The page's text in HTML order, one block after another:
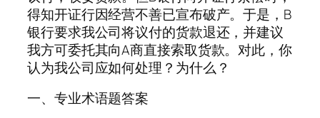
得知开证行因经营不善已宣布破产。于是，B
银行要求我公司将议付的货款退还，并建议
我方可委托其向A商直接索取货款。对此，你
认为我公司应如何处理？为什么？
一、专业术语题答案